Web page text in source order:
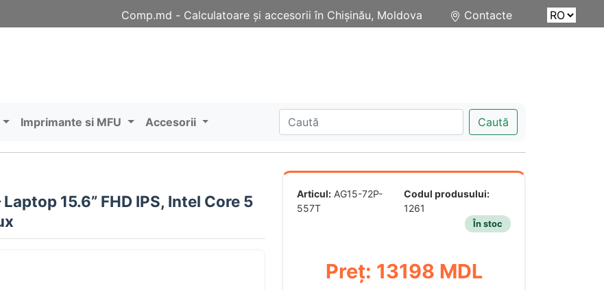
Contacte
Comp.md - Сalculatoare și accesorii în Chișinău, Moldova
Imprimante si MFU Accesorii Caută
15.6” FHD IPS, Intel Core 5
Articul: AG15-72P-
557T
Codul produsului:
1261
În stoc
Preț: 13198 MDL